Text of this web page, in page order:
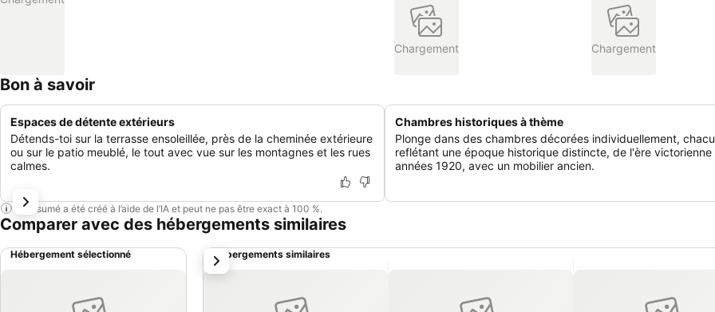
Chargement Chargement
Bon à savoir
Espaces de détente extérieurs
Détends-toi sur la terrasse ensoleillée, près de la cheminée extérieure
ou sur le patio meublé, le tout avec vue sur les montagnes et les rues
calmes.
Chambres historiques à thème
Plonge dans des chambres décorées individuellement,
reflétant une époque historique distincte, de l'ère victorienne
années 1920, avec un mobilier ancien.
Ce résumé a été créé à l’aide de l’IA et peut ne pas être exact à 100 %.
Comparer avec des hébergements similaires
Hébergement sélectionné Hébergements similaires
suivant